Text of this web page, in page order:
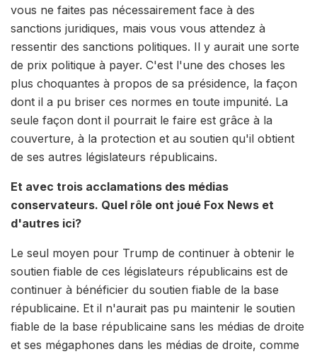
vous ne faites pas nécessairement face à des
sanctions juridiques, mais vous vous attendez à
ressentir des sanctions politiques. Il y aurait une sorte
de prix politique à payer. C'est l'une des choses les
plus choquantes à propos de sa présidence, la façon
dont il a pu briser ces normes en toute impunité. La
seule façon dont il pourrait le faire est grâce à la
couverture, à la protection et au soutien qu'il obtient
de ses autres législateurs républicains.
Et avec trois acclamations des médias
conservateurs. Quel rôle ont joué Fox News et
d'autres ici?
Le seul moyen pour Trump de continuer à obtenir le
soutien fiable de ces législateurs républicains est de
continuer à bénéficier du soutien fiable de la base
républicaine. Et il n'aurait pas pu maintenir le soutien
fiable de la base républicaine sans les médias de droite
et ses mégaphones dans les médias de droite, comme